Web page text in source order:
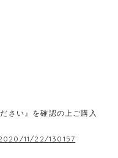
さい』を確認の上ご購入
11/22/130157